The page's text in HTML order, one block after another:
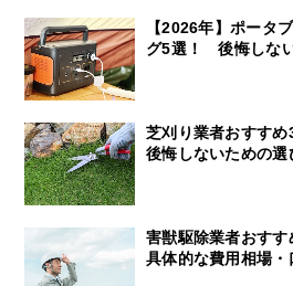
【2026年】ポータ
グ5選！ 後悔しな
芝刈り業者おすす
後悔しないための選
害獣駆除業者おす
具体的な費用相場・